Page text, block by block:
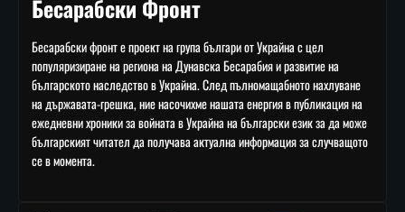
Бесарабски Фронт
Бесарабски фронт е проект на група българи от Украйна с цел
популяризиране на региона на Дунавска Бесарабия и развитие на
българското наследство в Украйна. След пълномащабното нахлуване
на държавата-грешка, ние насочихме нашата енергия в публикация на
ежедневни хроники за войната в Украйна на български език за да може
българският читател да получава актуална информация за случващото
се в момента.